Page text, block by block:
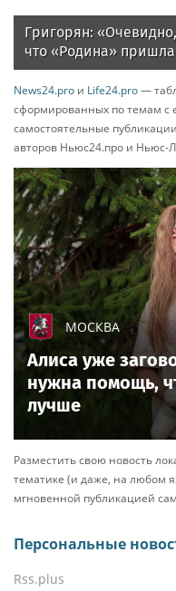
Григорян: «Очевидно,
что «Родина»
РПЛ надолго»
News24.pro и Life24.pro—
сформированных по темам
самостоятельные
авторов Ньюс24.про и Ньюс-
МОСКВА
Алиса уже
нужна помощь,
лучше
Разместить свою новость
тематике (и даже, на любом
мгновенной публикацией
Персональные
Rss.plus